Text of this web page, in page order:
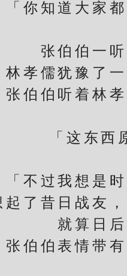
知道大家都
张伯伯一听到
儒犹豫了一
伯听着林孝
「这东西原
过我想是时
起了昔日战友
就算日
伯表情带有